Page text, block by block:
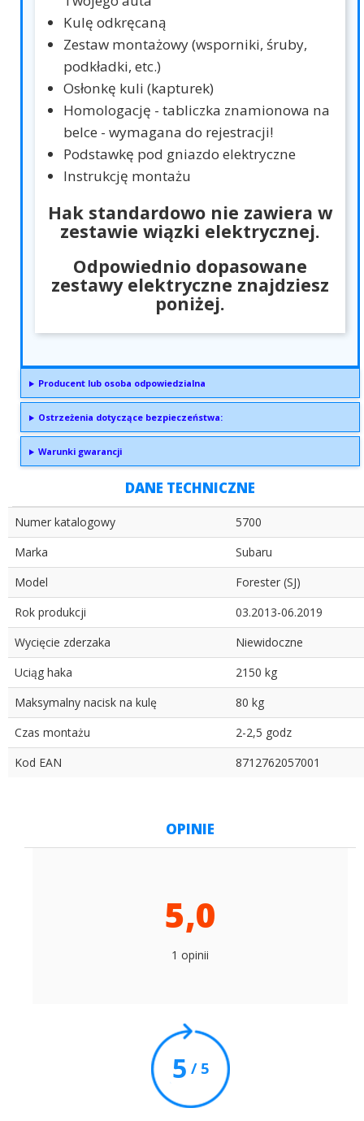
Kulę odkręcaną
Zestaw montażowy (wsporniki, śruby,
podkładki, etc.)
Osłonkę kuli (kapturek)
Homologację - tabliczka znamionowa na
belce - wymagana do rejestracji!
Podstawkę pod gniazdo elektryczne
Instrukcję montażu
Hak standardowo nie zawiera w
zestawie wiązki elektrycznej.
Odpowiednio dopasowane
zestawy elektryczne znajdziesz
poniżej.
Producent lub osoba odpowiedzialna
Ostrzeżenia dotyczące bezpieczeństwa:
Warunki gwarancji
DANE TECHNICZNE
Numer katalogowy
5700
Marka
Subaru
Model
Forester (SJ)
Rok produkcji
03.2013-06.2019
Wycięcie zderzaka
Niewidoczne
Uciąg haka
2150 kg
Maksymalny nacisk na kulę
80 kg
Czas montażu
2-2,5 godz
Kod EAN
8712762057001
OPINIE
5,0
1 opinii
5 / 5